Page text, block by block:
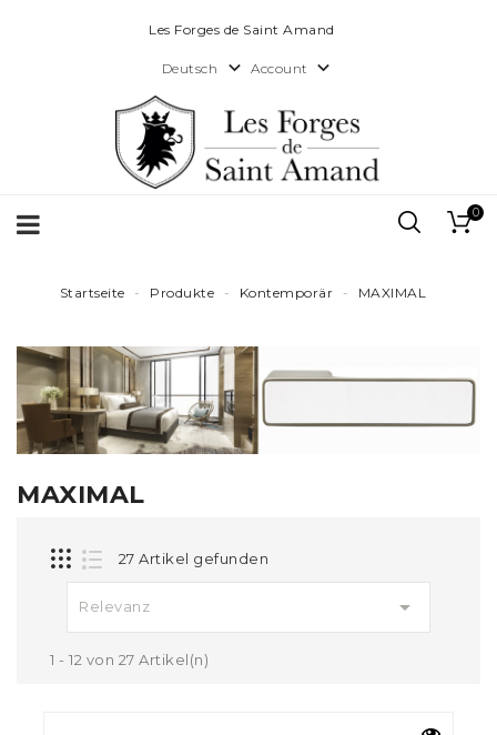
Les Forges de Saint Amand
Deutsch  Account 
0
Startseite Produkte Kontemporär MAXIMAL
MAXIMAL
27 Artikel gefunden
Relevanz 
1 - 12 von 27 Artikel(n)